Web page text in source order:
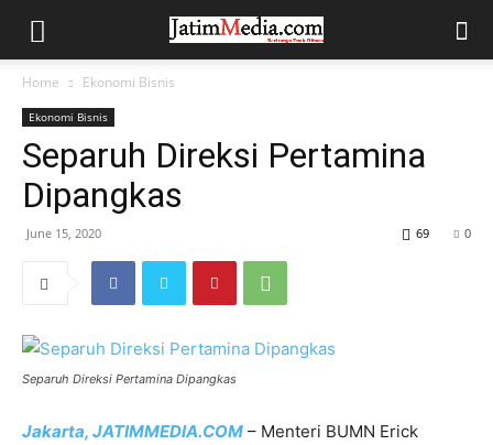
Home Ekonomi Bisnis
Ekonomi Bisnis
Separuh Direksi Pertamina
Dipangkas
June 15, 2020 0
69
Separuh Direksi Pertamina Dipangkas
Jakarta, JATIMMEDIA.COM – Menteri BUMN Erick